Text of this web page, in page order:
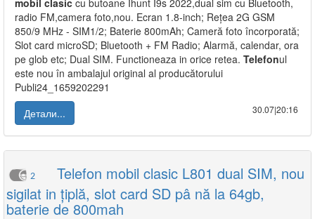
mobil clasic cu butoane Ihunt I9s 2022,dual sim cu Bluetooth,
radio FM,camera foto,nou. Ecran 1.8-inch; Rețea 2G GSM
850/9 MHz - SIM1/2; Baterie 800mAh; Cameră foto încorporată;
Slot card microSD; Bluetooth + FM Radio; Alarmă, calendar, ora
pe glob etc; Dual SIM. Functioneaza in orice retea. Telefonul
este nou în ambalajul original al producătorului
Publi24_1659202291
Детали...
30.07|20:16
2
Telefon mobil clasic L801 dual SIM, nou
sigilat in țiplă, slot card SD pâ nă la 64gb,
baterie de 800mah